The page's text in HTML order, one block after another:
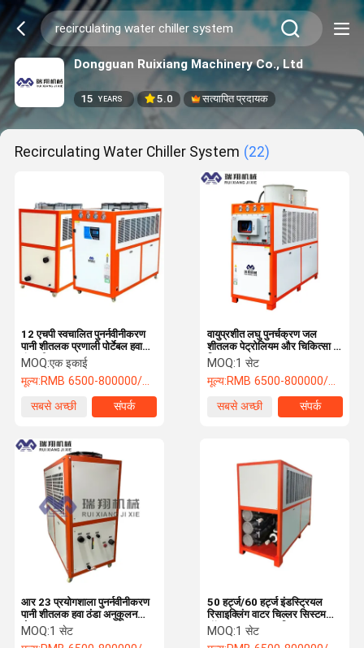
Dongguan Ruixiang Machinery Co., Ltd
15 YEARS 5.0 सत्यापित प्रदायक
Recirculating Water Chiller System (22)
12 एचपी स्वचालित पुनर्नवीनीकरण
पानी शीतलक प्रणाली पोर्टेबल हवा
ठंडा शीतलक
MOQ:एक इकाई
मूल्य:RMB 6500-800000/PC
सबसे अच्छी
संपर्क
वायुप्रशीत लघु पुनर्चक्रण जल
शीतलक पेट्रोलियम और चिकित्सा के
लिए आसान स्थापना
MOQ:1 सेट
मूल्य:RMB 6500-800000/PC
सबसे अच्छी
संपर्क
आर 23 प्रयोगशाला पुनर्नवीनीकरण
पानी शीतलक हवा ठंडा अनुकूलन
योग्य
MOQ:1 सेट
50 हर्ट्ज/60 हर्ट्ज इंडस्ट्रियल
रिसाइक्लिंग वाटर चिल्लर सिस्टम
मॉड्यूलर एयर कूल्ड चिल्लर
MOQ:1 सेट